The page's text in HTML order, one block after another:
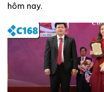
hôm nay.